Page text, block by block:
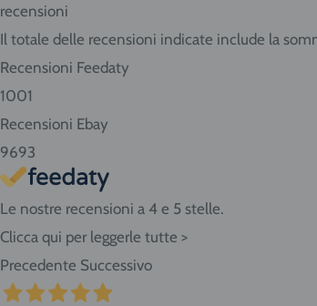
Consigliamo sempre di contattarci
conoscere in anticipo i tempi di
Seleziona "Ritiro" al momento del
recensioni
Il totale delle recensioni indicate include la
Recensioni Feedaty
1001
Recensioni Ebay
9693
Le nostre recensioni a 4 e 5 stelle.
Clicca qui per leggerle tutte >
Precedente Successivo